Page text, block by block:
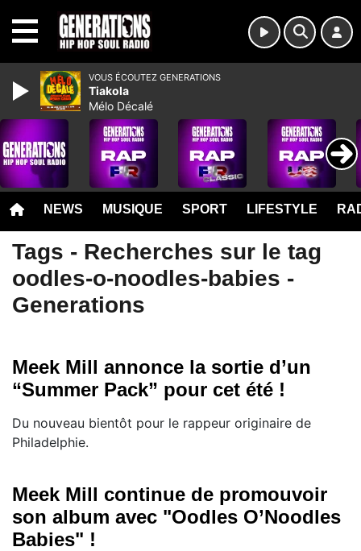
NEWS MUSIQUE SPORT LIFESTYLE
Tags - Recherches sur le tag
oodles-o-noodles-babies -
Generations
Meek Mill annonce la sortie d’un
“Summer Pack” pour cet été !
Du nouveau bientôt pour le rappeur originaire de
Philadelphie.
Meek Mill continue de promouvoir
son album avec "Oodles O’Noodles
Babies" !
VOUS ÉCOUTEZ GENERATIONS
Tiakola
Mélo Décalé